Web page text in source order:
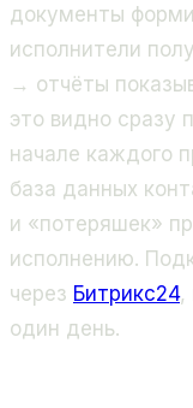
документы
исполнители
→ отчёты
это видно сразу
начале каждого
база данных
и «потеряшек»
исполнению.
через Битрикс24,
один день.